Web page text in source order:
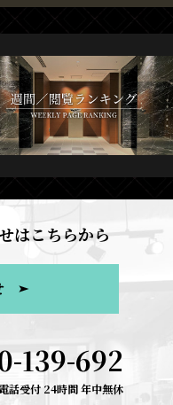
はこちらから
139-692
話受付 24時間 年中無休